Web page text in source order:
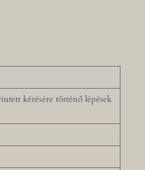
kérésére történő lépések